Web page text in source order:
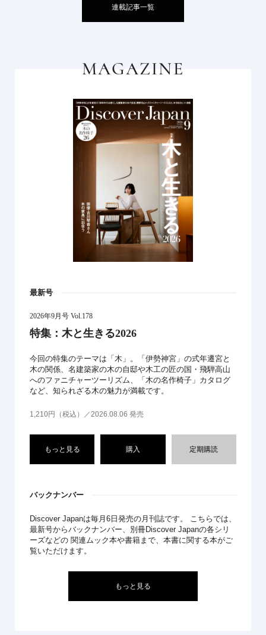
連載記事一覧
MAGAZINE
最新号
2026年9月号 Vol.178
特集：木と生きる2026
今回の特集のテーマは「木」。「伊勢神宮」の式年遷宮と
木の関係、名建築家の木の自邸や木工の匠の国・飛騨高山
へのファニチャーツーリズム、「木の名作椅子」カタログ
など、知られざる木の魅力が満載です。
1,210円（税込）／2026.08.06 発売
もっと見る 購入 定期購読
バックナンバー
Discover Japanは毎月6日発売の月刊誌です。 こちらでは、
最新号からバックナンバー、別冊Discover Japanの各シリ
ーズなどの 関連ムック本や書籍まで、本書に関する本がご
覧いただけます。
もっと見る